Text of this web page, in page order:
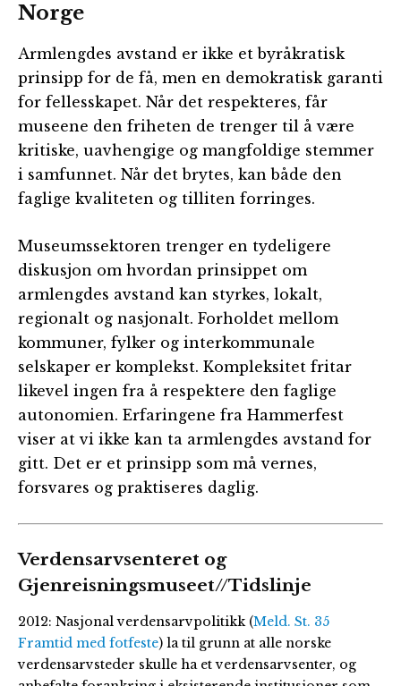
Norge
Armlengdes avstand er ikke et byråkratisk
prinsipp for de få, men en demokratisk garanti
for fellesskapet. Når det respekteres, får
museene den friheten de trenger til å være
kritiske, uavhengige og mangfoldige stemmer
i samfunnet. Når det brytes, kan både den
faglige kvaliteten og tilliten forringes.
Museumssektoren trenger en tydeligere
diskusjon om hvordan prinsippet om
armlengdes avstand kan styrkes, lokalt,
regionalt og nasjonalt. Forholdet mellom
kommuner, fylker og interkommunale
selskaper er komplekst. Kompleksitet fritar
likevel ingen fra å respektere den faglige
autonomien. Erfaringene fra Hammerfest
viser at vi ikke kan ta armlengdes avstand for
gitt. Det er et prinsipp som må vernes,
forsvares og praktiseres daglig.
Verdensarvsenteret og
Gjenreisningsmuseet//Tidslinje
2012: Nasjonal verdensarvpolitikk (Meld. St. 35
Framtid med fotfeste) la til grunn at alle norske
verdensarvsteder skulle ha et verdensarvsenter, og